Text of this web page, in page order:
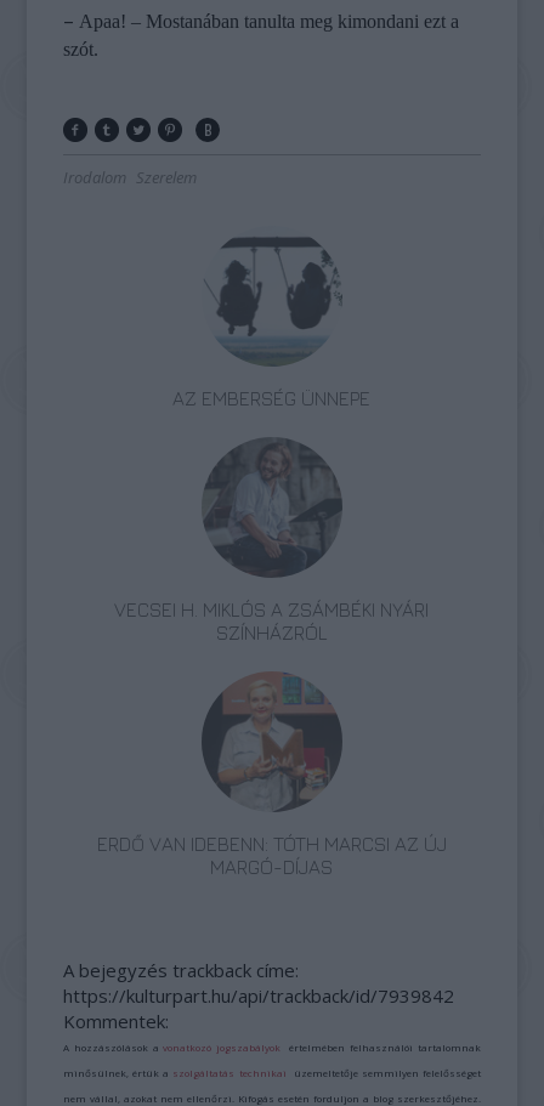
–Apaa! – Mostanában tanulta meg kimondani ezt a
szót.
Irodalom Szerelem
AZ EMBERSÉG ÜNNEPE
VECSEI H. MIKLÓS A ZSÁMBÉKI NYÁRI
SZÍNHÁZRÓL
ERDŐ VAN IDEBENN: TÓTH MARCSI AZ ÚJ
MARGÓ-DÍJAS
A bejegyzés trackback címe:
https://kulturpart.hu/api/trackback/id/7939842
Kommentek:
A hozzászólások avonatkozó jogszabályok értelmében felhasználói tartalomnak
minősülnek, értük a szolgáltatás technikai üzemeltetője semmilyen felelősséget
nem vállal, azokat nem ellenőrzi. Kifogás esetén forduljon a blog szerkesztőjéhez.